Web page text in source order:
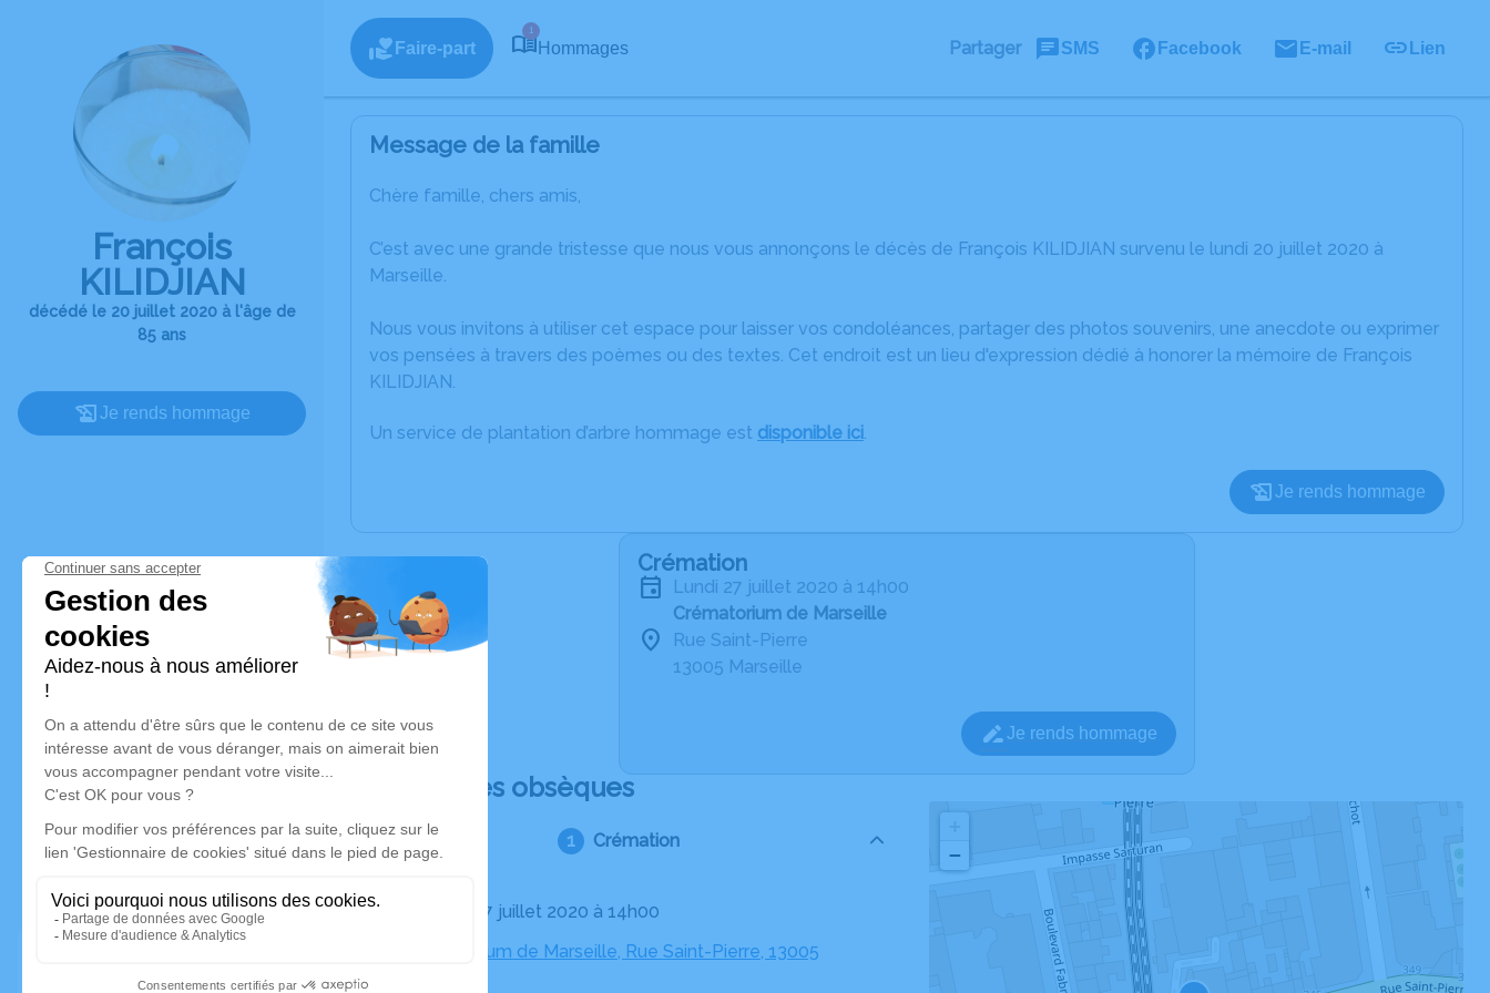
François
KILIDJIAN
décédé le 20 juillet 2020 à l'âge de
85 ans
Je rends hommage
Faire-part
1
Hommages Partager SMS Facebook E-mail Lien
Message de la famille
Chère famille, chers amis,
C’est avec une grande tristesse que nous vous annonçons le décès de François KILIDJIAN survenu le lundi 20 juillet 2020 à
Marseille.
Nous vous invitons à utiliser cet espace pour laisser vos condoléances, partager des photos souvenirs, une anecdote ou exprimer
vos pensées à travers des poèmes ou des textes. Cet endroit est un lieu d'expression dédié à honorer la mémoire de François
KILIDJIAN.
Un service de plantation d’arbre hommage est disponible ici.
Je rends hommage
Crémation
lundi 27 juillet 2020 à 14h00
Crématorium de Marseille
Rue Saint-Pierre
13005 Marseille
Je rends hommage
Déroulé des obsèques
Crémation
Le lundi 27 juillet 2020 à 14h00
Crématorium de Marseille, Rue Saint-Pierre, 13005
−